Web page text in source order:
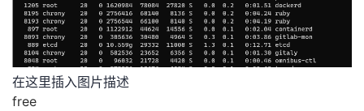
在这里插入图片描述
free